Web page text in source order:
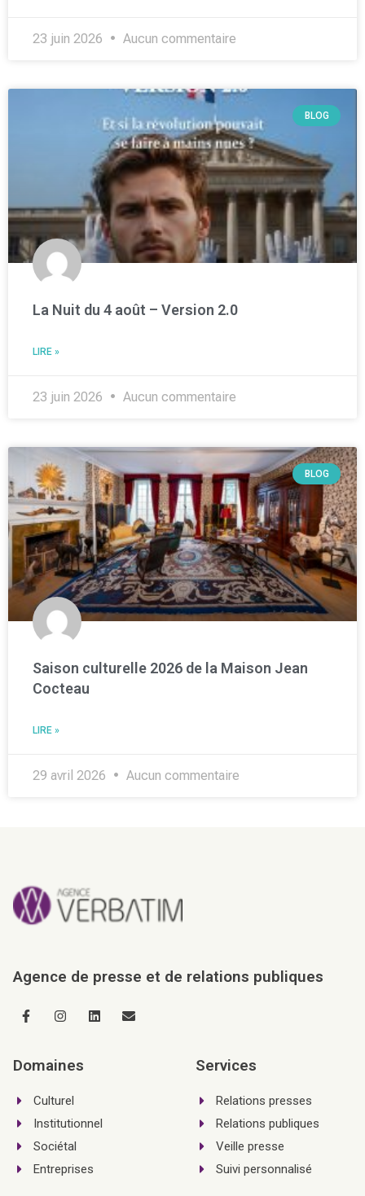
23 juin 2026 Aucun commentaire
BLOG
La Nuit du 4 août – Version 2.0
LIRE »
23 juin 2026 Aucun commentaire
BLOG
Saison culturelle 2026 de la Maison Jean
Cocteau
LIRE »
29 avril 2026 Aucun commentaire
Agence de presse et de relations publiques
Domaines
Culturel
Institutionnel
Sociétal
Entreprises
Services
Relations presses
Relations publiques
Veille presse
Suivi personnalisé